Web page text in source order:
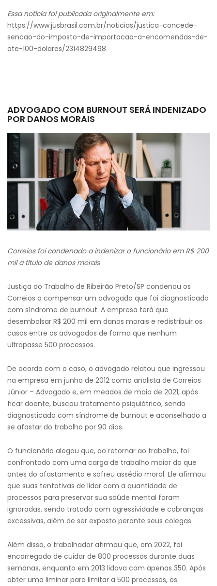
Essa notícia foi publicada originalmente em:
https://www.jusbrasil.com.br/noticias/justica-concede-
sencao-do-imposto-de-importacao-a-encomendas-de-
ate-100-dolares/2314829498
ADVOGADO COM BURNOUT SERÁ INDENIZADO
POR DANOS MORAIS
Correios foi condenado a indenizar o funcionário em R$ 200
mil a título de danos morais
Justiça do Trabalho de Ribeirão Preto/SP condenou os
Correios a compensar um advogado que foi diagnosticado
com síndrome de burnout. A empresa terá que
desembolsar R$ 200 mil em danos morais e redistribuir os
casos entre os advogados de forma que nenhum
ultrapasse 500 processos.
De acordo com o caso, o advogado relatou que ingressou
na empresa em junho de 2012 como analista de Correios
Júnior – Advogado e, em meados de maio de 2021, após
ficar doente, buscou tratamento psiquiátrico, sendo
diagnosticado com síndrome de burnout e aconselhado a
se afastar do trabalho por 90 dias.
O funcionário alegou que, ao retornar ao trabalho, foi
confrontado com uma carga de trabalho maior do que
antes do afastamento e sofreu assédio moral. Ele afirmou
que suas tentativas de lidar com a quantidade de
processos para preservar sua saúde mental foram
ignoradas, sendo tratado com agressividade e cobranças
excessivas, além de ser exposto perante seus colegas.
Além disso, o trabalhador afirmou que, em 2022, foi
encarregado de cuidar de 800 processos durante duas
semanas, enquanto em 2013 lidava com apenas 350. Após
obter uma liminar para limitar a 500 processos, os